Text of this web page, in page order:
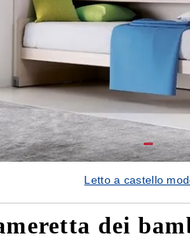
Letto a castello
dei